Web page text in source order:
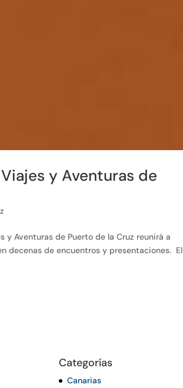
y Aventuras de
Aventuras de Puerto de la Cruz reunirá a
decenas de encuentros y presentaciones. El
Categorías
Canarias